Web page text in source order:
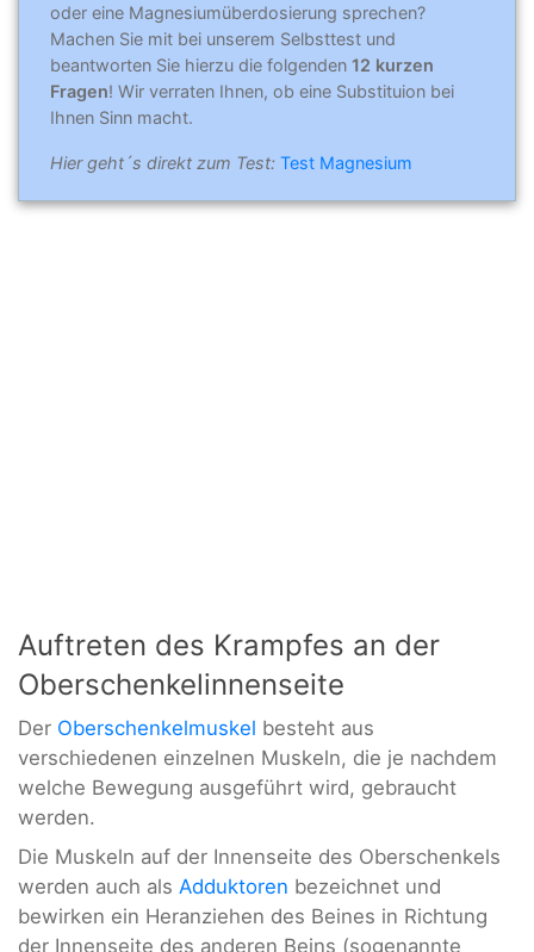
oder eine Magnesiumüberdosierung sprechen?
Machen Sie mit bei unserem Selbsttest und
beantworten Sie hierzu die folgenden 12 kurzen
Fragen! Wir verraten Ihnen, ob eine Substituion bei
Ihnen Sinn macht.
Hier geht´s direkt zum Test: Test Magnesium
Auftreten des Krampfes an der
Oberschenkelinnenseite
Der Oberschenkelmuskel besteht aus
verschiedenen einzelnen Muskeln, die je nachdem
welche Bewegung ausgeführt wird, gebraucht
werden.
Die Muskeln auf der Innenseite des Oberschenkels
werden auch als Adduktoren bezeichnet und
bewirken ein Heranziehen des Beines in Richtung
der Innenseite des anderen Beins (sogenannte